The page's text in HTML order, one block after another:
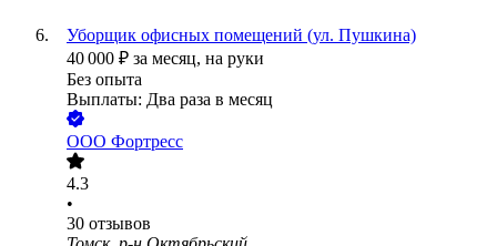
Уборщик офисных помещений (ул. Пушкина)
40 000 ₽ за месяц, на руки
Без опыта
Выплаты: Два раза в месяц
ООО Фортресс
4.3
•
30 отзывов